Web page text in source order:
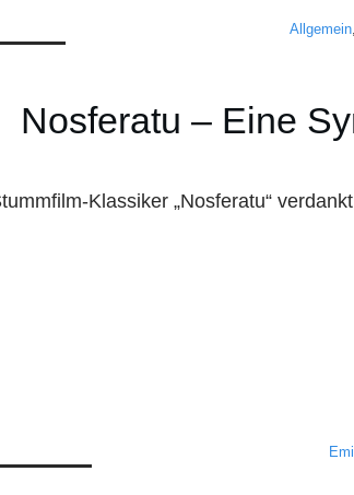
Allgemein,
Nosferatu – Eine
Klassiker „Nosferatu“